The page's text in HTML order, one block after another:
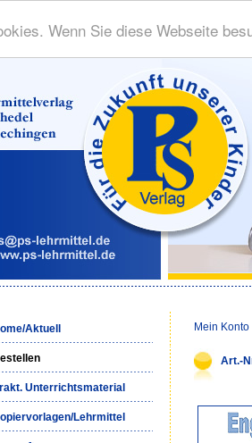
Wenn Sie diese Webseite
Aktuell
Unterrichtsmaterial
Lehrmittel
Mein Konto
Art.-